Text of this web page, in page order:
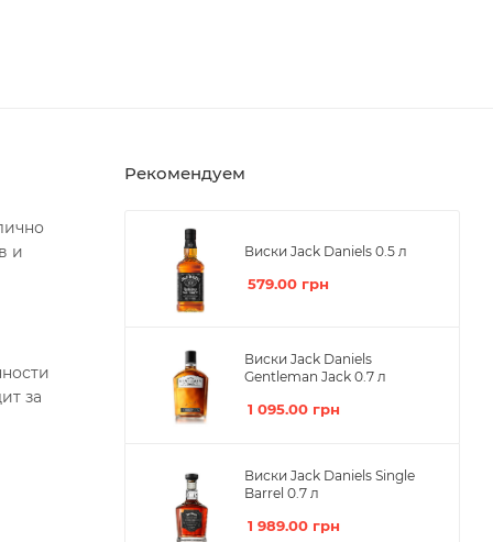
и
за
Рекомендуем
Виски Jack Daniels 0.5 л
579.00 грн
Виски Jack Daniels
Gentleman Jack 0.7 л
1 095.00 грн
Виски Jack Daniels Single
Barrel 0.7 л
1 989.00 грн